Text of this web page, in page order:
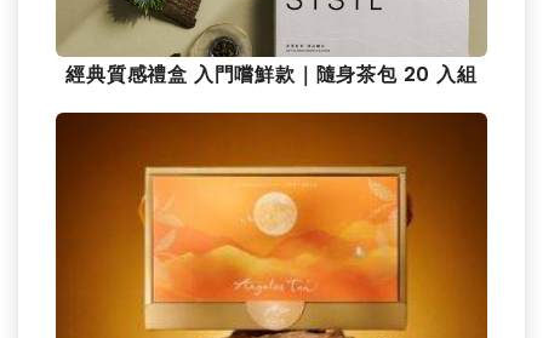
經典質感禮盒 入門嚐鮮款｜隨身茶包 20 入組